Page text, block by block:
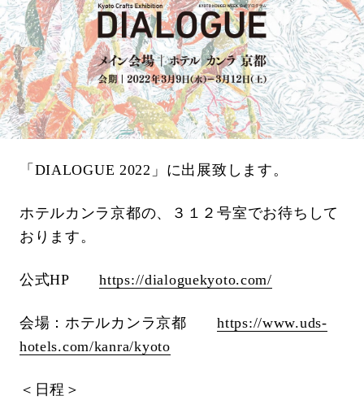
「DIALOGUE 2022」に出展致します。
ホテルカンラ京都の、３１２号室でお待ちして
おります。
公式HPhttps://dialoguekyoto.com/
会場：ホテルカンラ京都https://www.uds-
hotels.com/kanra/kyoto
＜日程＞